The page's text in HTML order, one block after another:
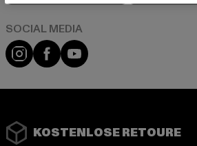
Instagram
FacebookYouTube
KOSTENLOSE RETOURE